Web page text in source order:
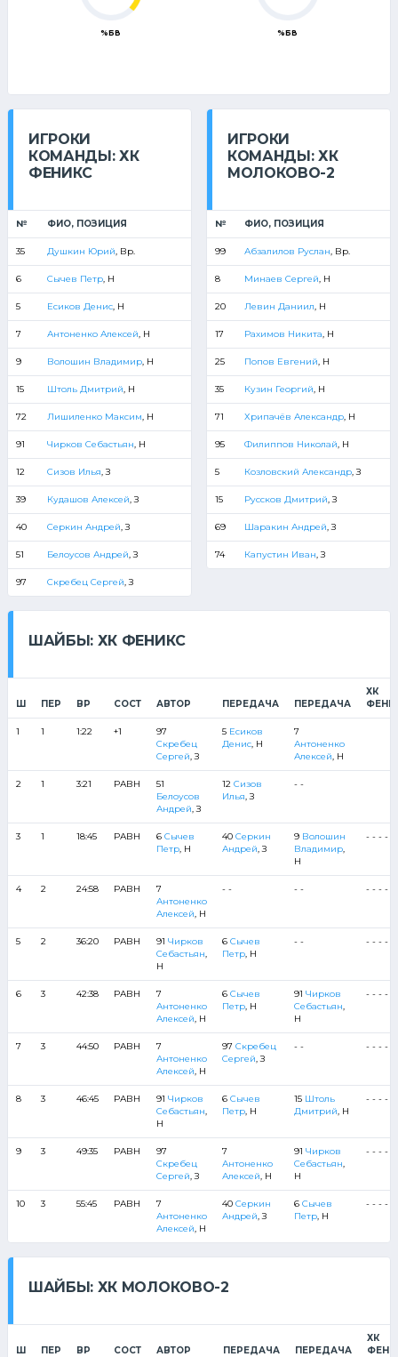
%БВ %БВ
ИГРОКИ
КОМАНДЫ: ХК
ФЕНИКС
№ ФИО, ПОЗИЦИЯ
35 Душкин Юрий, Вр.
6 Сычев Петр, Н
5 Есиков Денис, Н
7 Антоненко Алексей, Н
9 Волошин Владимир, Н
15 Штоль Дмитрий, Н
72 Лишиленко Максим, Н
91 Чирков Себастьян, Н
12 Сизов Илья, З
39 Кудашов Алексей, З
40 Серкин Андрей, З
51 Белоусов Андрей, З
97 Скребец Сергей, З
ИГРОКИ
КОМАНДЫ: ХК
МОЛОКОВО-2
№ ФИО, ПОЗИЦИЯ
99 Абзалилов Руслан, Вр.
8 Минаев Сергей, Н
20 Левин Даниил, Н
17 Рахимов Никита, Н
25 Попов Евгений, Н
35 Кузин Георгий, Н
71 Хрипачёв Александр, Н
95 Филиппов Николай, Н
5 Козловский Александр, З
15 Руссков Дмитрий, З
69 Шаракин Андрей, З
74 Капустин Иван, З
ШАЙБЫ: ХК ФЕНИКС
Ш ПЕР ВР СОСТ АВТОР ПЕРЕДАЧА ПЕРЕДАЧА
ХК
1 1 1:22 +1
97
Скребец
Сергей, З
5 Есиков
Денис, Н
7
Антоненко
Алексей, Н
2 1 3:21 РАВН
51
Белоусов
Андрей, З
12 Сизов
Илья, З
- -
3 1 18:45 РАВН 6 Сычев
Петр, Н
40 Серкин
Андрей, З
9 Волошин
Владимир,
Н
- - - - -
4 2 24:58 РАВН
7
Антоненко
Алексей, Н
- - - - - - - - -
5 2 36:20 РАВН 91 Чирков
Себастьян,
Н
6 Сычев
Петр, Н
- - - - - - -
6 3 42:38 РАВН
7
Антоненко
Алексей, Н
6 Сычев
Петр, Н
91 Чирков
Себастьян,
Н
- - - - -
7 3 44:50 РАВН
7
Антоненко
Алексей, Н
97 Скребец
Сергей, З
- - - - - - -
8 3 46:45 РАВН 91 Чирков
Себастьян,
Н
6 Сычев
Петр, Н
15 Штоль
Дмитрий, Н
- - - - -
9 3 49:35 РАВН
97
Скребец
Сергей, З
7
Антоненко
Алексей, Н
91 Чирков
Себастьян,
Н
- - - - -
10 3 55:45 РАВН
7
Антоненко
Алексей, Н
40 Серкин
Андрей, З
6 Сычев
Петр, Н
- - - - -
ШАЙБЫ: ХК МОЛОКОВО-2
Ш ПЕР ВР СОСТ АВТОР ПЕРЕДАЧА ПЕРЕДАЧА
ХК